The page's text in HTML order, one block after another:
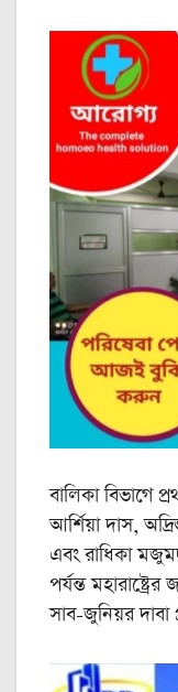
বালিকা বিভাগে
আর্শিয়া দাস,
এবং রাধিকা
পর্যন্ত
সাব-জুনিয়র দাবা